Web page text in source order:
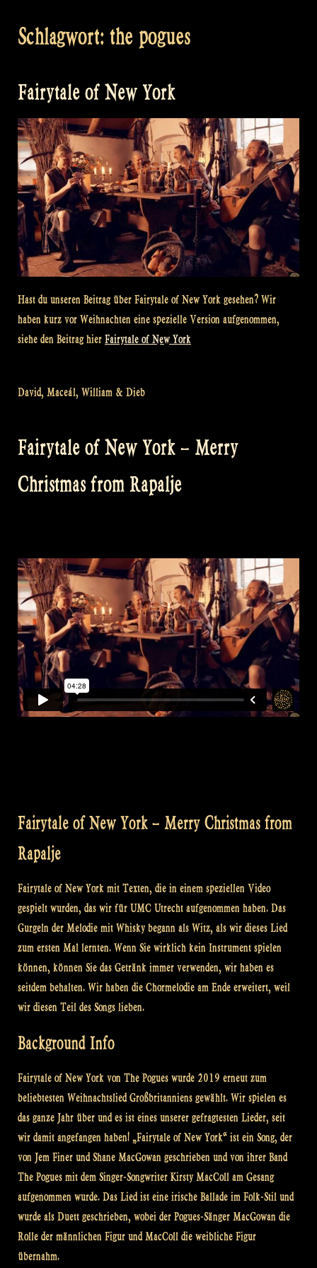
Schlagwort: the pogues
Fairytale of New York
Hast du unseren Beitrag über Fairytale of New York gesehen? Wir
haben kurz vor Weihnachten eine spezielle Version aufgenommen,
siehe den Beitrag hier Fairytale of New York
David, Maceál, William & Dieb
Fairytale of New York – Merry
Christmas from Rapalje
Fairytale of New York – Merry Christmas from
Rapalje
Fairytale of New York mit Texten, die in einem speziellen Video
gespielt wurden, das wir für UMC Utrecht aufgenommen haben. Das
Gurgeln der Melodie mit Whisky begann als Witz, als wir dieses Lied
zum ersten Mal lernten. Wenn Sie wirklich kein Instrument spielen
können, können Sie das Getränk immer verwenden, wir haben es
seitdem behalten. Wir haben die Chormelodie am Ende erweitert, weil
wir diesen Teil des Songs lieben.
Background Info
Fairytale of New York von The Pogues wurde 2019 erneut zum
beliebtesten Weihnachtslied Großbritanniens gewählt. Wir spielen es
das ganze Jahr über und es ist eines unserer gefragtesten Lieder, seit
wir damit angefangen haben! „Fairytale of New York“ ist ein Song, der
von Jem Finer und Shane MacGowan geschrieben und von ihrer Band
The Pogues mit dem Singer-Songwriter Kirsty MacColl am Gesang
aufgenommen wurde. Das Lied ist eine irische Ballade im Folk-Stil und
wurde als Duett geschrieben, wobei der Pogues-Sänger MacGowan die
Rolle der männlichen Figur und MacColl die weibliche Figur
übernahm.